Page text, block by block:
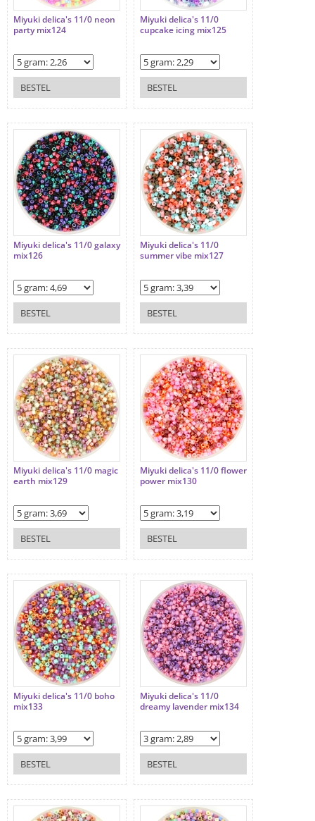
Miyuki delica's 11/0 neon
party mix124
BESTEL
Miyuki delica's 11/0
cupcake icing mix125
BESTEL
Miyuki delica's 11/0 galaxy
mix126
BESTEL
Miyuki delica's 11/0
summer vibe mix127
BESTEL
Miyuki delica's 11/0 magic
earth mix129
BESTEL
Miyuki delica's 11/0 flower
power mix130
BESTEL
Miyuki delica's 11/0 boho
mix133
BESTEL
Miyuki delica's 11/0
dreamy lavender mix134
BESTEL